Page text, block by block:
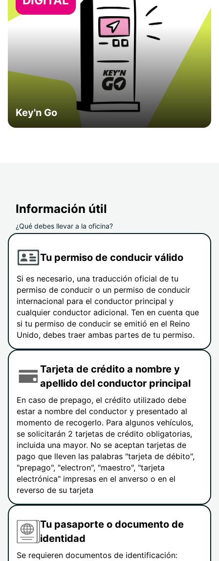
Key'n Go
Información útil
¿Qué debes llevar a la oficina?
Tu permiso de conducir válido
Si es necesario, una traducción oficial de tu
permiso de conducir o un permiso de conducir
internacional para el conductor principal y
cualquier conductor adicional. Ten en cuenta que
si tu permiso de conducir se emitió en el Reino
Unido, debes traer ambas partes de tu permiso.
Tarjeta de crédito a nombre y
apellido del conductor principal
En caso de prepago, el crédito utilizado debe
estar a nombre del conductor y presentado al
momento de recogerlo. Para algunos vehículos,
se solicitarán 2 tarjetas de crédito obligatorias,
incluida una mayor. No se aceptan tarjetas de
pago que lleven las palabras "tarjeta de débito",
"prepago", "electron", "maestro", "tarjeta
electrónica" impresas en el anverso o en el
reverso de su tarjeta
Tu pasaporte o documento de
identidad
Se requieren documentos de identificación: